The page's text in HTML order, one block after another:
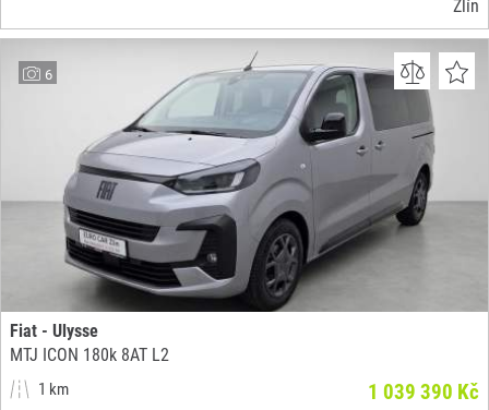
Zlín
6
Fiat - Ulysse
MTJ ICON 180k 8AT L2
1 km
1 039 390 Kč